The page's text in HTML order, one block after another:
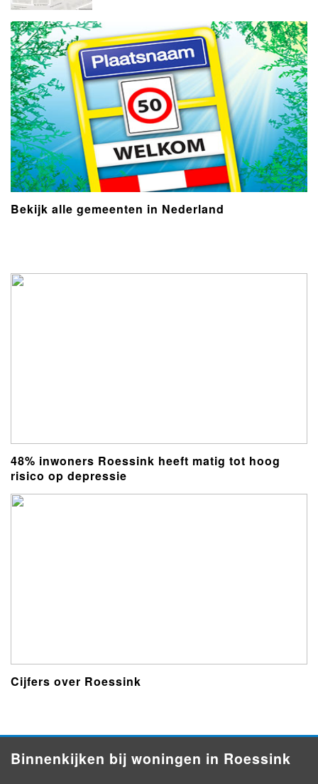
Bekijk alle gemeenten in Nederland
48% inwoners Roessink heeft matig tot hoog
risico op depressie
Cijfers over Roessink
Binnenkijken bij woningen in Roessink